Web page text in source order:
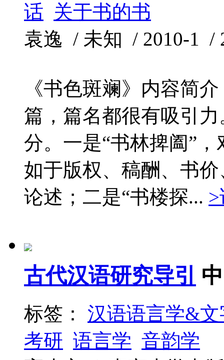
话 关于书的书
袁逸 / 未知 / 2010-1 /
《书色斑斓》内容简
篇，篇名都很有吸引
分。一是“书林捭阖”
如于版权、稿酬、书
论述；二是“书楼探...
古代汉语研究导引
标签： 汉语语言学&
考研 语言学 音韵学